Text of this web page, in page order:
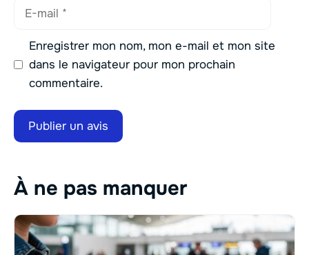
Enregistrer mon nom, mon e-mail et mon site
dans le navigateur pour mon prochain
commentaire.
À ne pas manquer